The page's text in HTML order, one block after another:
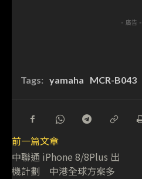
- 廣告 -
Tags: yamaha MCR-B043
前一篇文章
中聯通 iPhone 8/8Plus 出
機計劃 中港全球方案多